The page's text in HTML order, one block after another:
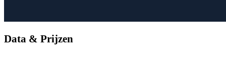
Data & Prijzen